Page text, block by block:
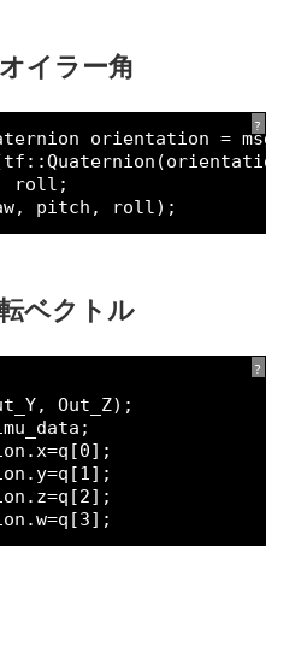
イラー角
?
orientation =
roll;
pitch, roll);
ベクトル
?
Out_Z);
0];
1];
2];
3];